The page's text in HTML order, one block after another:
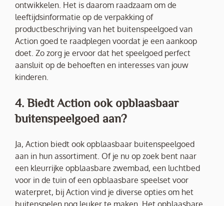
ontwikkelen. Het is daarom raadzaam om de
leeftijdsinformatie op de verpakking of
productbeschrijving van het buitenspeelgoed van
Action goed te raadplegen voordat je een aankoop
doet. Zo zorg je ervoor dat het speelgoed perfect
aansluit op de behoeften en interesses van jouw
kinderen.
4. Biedt Action ook opblaasbaar
buitenspeelgoed aan?
Ja, Action biedt ook opblaasbaar buitenspeelgoed
aan in hun assortiment. Of je nu op zoek bent naar
een kleurrijke opblaasbare zwembad, een luchtbed
voor in de tuin of een opblaasbare speelset voor
waterpret, bij Action vind je diverse opties om het